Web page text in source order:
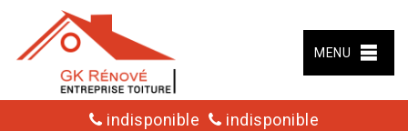
MENU
indisponible indisponible